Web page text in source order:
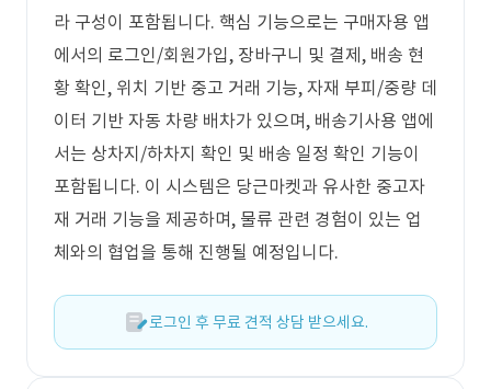
라 구성이 포함됩니다. 핵심 기능으로는 구매자용 앱
에서의 로그인/회원가입, 장바구니 및 결제, 배송 현
황 확인, 위치 기반 중고 거래 기능, 자재 부피/중량 데
이터 기반 자동 차량 배차가 있으며, 배송기사용 앱에
서는 상차지/하차지 확인 및 배송 일정 확인 기능이
포함됩니다. 이 시스템은 당근마켓과 유사한 중고자
재 거래 기능을 제공하며, 물류 관련 경험이 있는 업
체와의 협업을 통해 진행될 예정입니다.
로그인 후 무료 견적 상담 받으세요.